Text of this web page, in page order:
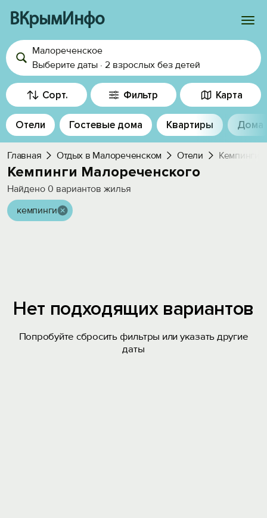
ВКрымИнфо
Войти
Избранное
История просмотра
Добавить свой объект
Малореченское
Выберите даты · 2 взрослых без детей
Сорт. Фильтр Карта
Отели Гостевые дома Квартиры Дома
Главная Отдых в Малореченском Отели Кемпинги
Кемпинги Малореченского
Найдено 0 вариантов жилья
кемпинги
Нет подходящих вариантов
Попробуйте сбросить фильтры или указать другие
даты